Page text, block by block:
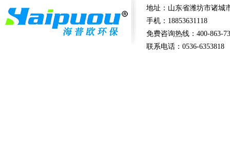
地址：山东省潍坊市诸城
手机：18853631118
免费咨询热线：400-863-
联系电话：0536-6353818